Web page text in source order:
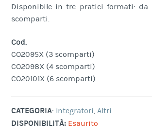
Disponibile in tre pratici formati: da
scomparti.
Cod.
CO2095X (3 scomparti)
CO2098X (4 scomparti)
CO20101X (6 scomparti)
CATEGORIA: Integratori, Altri
DISPONIBILITÀ: Esaurito